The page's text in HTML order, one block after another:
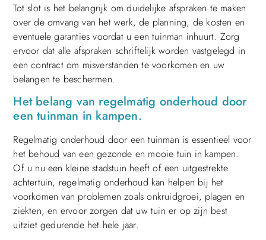
Tot slot is het belangrijk om duidelijke afspraken te maken
over de omvang van het werk, de planning, de kosten en
eventuele garanties voordat u een tuinman inhuurt. Zorg
ervoor dat alle afspraken schriftelijk worden vastgelegd in
een contract om misverstanden te voorkomen en uw
belangen te beschermen.
Het belang van regelmatig onderhoud door
een tuinman in kampen.
Regelmatig onderhoud door een tuinman is essentieel voor
het behoud van een gezonde en mooie tuin in kampen.
Of u nu een kleine stadstuin heeft of een uitgestrekte
achtertuin, regelmatig onderhoud kan helpen bij het
voorkomen van problemen zoals onkruidgroei, plagen en
ziekten, en ervoor zorgen dat uw tuin er op zijn best
uitziet gedurende het hele jaar.